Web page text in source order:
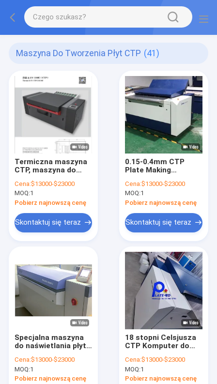
Maszyna Do Tworzenia Płyt CTP (41)
Termiczna maszyna
CTP, maszyna do
komputerowych,
maszyna do
produkcji płyt CTP,
maszyna do
drukowania płyt CTP
Cena:$13000-$23000
MOQ:1
Pobierz najnowszą cenę
Skontaktuj się teraz
0.15-0.4mm CTP
Plate Making
Wysoka precyzja
Cena:$13000-$23000
MOQ:1
Pobierz najnowszą cenę
Skontaktuj się teraz
Specjalna maszyna
do naświetlania płyt
druku
bezobróbkowego
Cena:$13000-$23000
MOQ:1
Pobierz najnowszą cenę
18 stopni Celsjusza
CTP Komputer do
830nm
Cena:$13000-$23000
MOQ:1
Pobierz najnowszą cenę